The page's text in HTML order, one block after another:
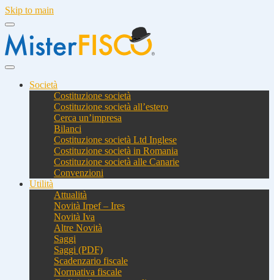
Skip to main
Società
Costituzione società
Costituzione società all’estero
Cerca un’impresa
Bilanci
Costituzione società Ltd Inglese
Costituzione società in Romania
Costituzione società alle Canarie
Convenzioni
Utilità
Attualità
Novità Irpef – Ires
Novità Iva
Altre Novità
Saggi
Saggi (PDF)
Scadenzario fiscale
Normativa fiscale